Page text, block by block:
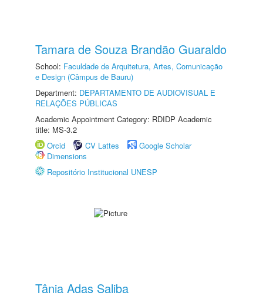
Tamara de Souza Brandão Guaraldo
School: Faculdade de Arquitetura, Artes, Comunicação
e Design (Câmpus de Bauru)
Department: DEPARTAMENTO DE AUDIOVISUAL E
RELAÇÕES PÚBLICAS
Academic Appointment Category: RDIDP Academic
title: MS-3.2
Orcid
CV Lattes
Google Scholar
Dimensions
Repositório Institucional UNESP
Tânia Adas Saliba